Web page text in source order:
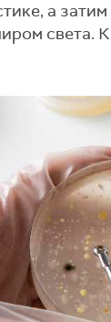
а
света.